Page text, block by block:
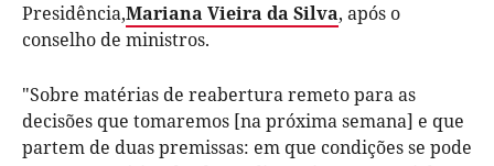
Presidência,Mariana Vieira da Silva, após o
conselho de ministros.
"Sobre matérias de reabertura remeto para as
decisões que tomaremos [na próxima semana] e que
partem de duas premissas: em que condições se pode